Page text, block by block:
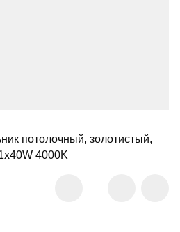
потолочный, золотистый,
4000K